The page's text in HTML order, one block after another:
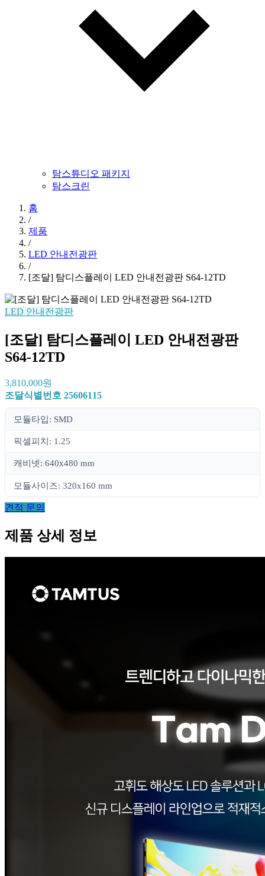
탐스튜디오 패키지
탐스크린
홈
/
제품
/
LED 안내전광판
/
[조달] 탐디스플레이 LED 안내전광판 S64-12TD
LED 안내전광판
[조달] 탐디스플레이 LED 안내전광판
S64-12TD
3,810,000원
조달식별번호 25606115
모듈타입: SMD
픽셀피치: 1.25
캐비넷: 640x480 mm
모듈사이즈: 320x160 mm
견적 문의
제품 상세 정보